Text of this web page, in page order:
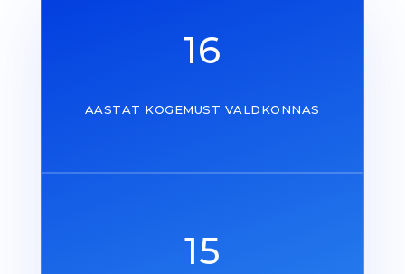
16
AASTAT KOGEMUST VALDKONNAS
15